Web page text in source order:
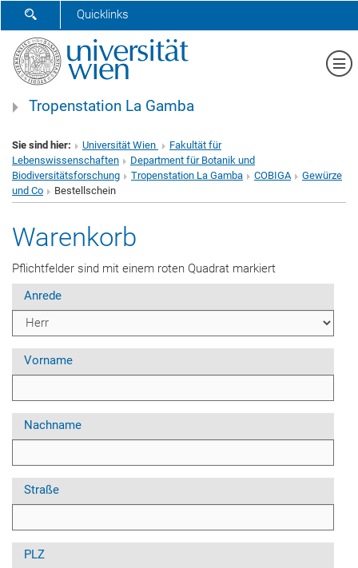
SUCHFORMULAR ÖFFNEN
Quicklinks
Tropenstation La Gamba
Sie sind hier: Universität Wien
Fakultät für
Lebenswissenschaften
Department für Botanik und
Biodiversitätsforschung
Tropenstation La Gamba COBIGA
Gewürze
und Co
Bestellschein
Warenkorb
Pflichtfelder sind mit einem roten Quadrat markiert
Anrede
Vorname
Nachname
Straße
PLZ